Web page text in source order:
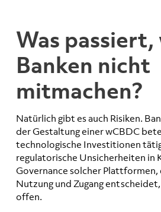
Was passiert,
Banken nicht
mitmachen?
Natürlich gibt es auch Risiken.
der Gestaltung einer wCBDC
technologische Investitionen
regulatorische Unsicherheiten in
Governance solcher Plattformen,
Nutzung und Zugang
offen.